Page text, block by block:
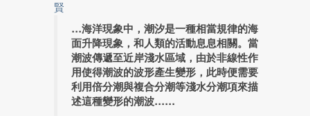
賢
海洋現象中，潮汐是一種相當規律的海
面升降現象，和人類的活動息息相關。當
潮波傳遞至近岸淺水區域，由於非線性作
用使得潮波的波形產生變形，此時便需要
利用倍分潮與複合分潮等淺水分潮項來描
述這種變形的潮波...